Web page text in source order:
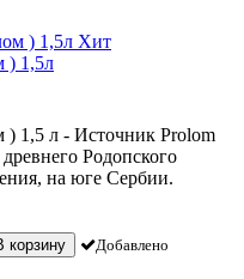
Хит
) 1,5л
) 1,5 л - Источник Prolom
Родопского
на юге Сербии.
корзину Добавлено